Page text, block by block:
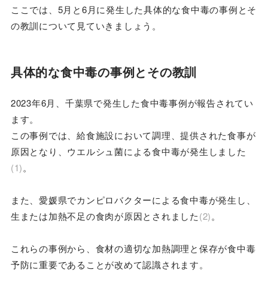
ここでは、5月と6月に発生した具体的な食中毒の事例とそ
の教訓について見ていきましょう。
具体的な食中毒の事例とその教訓
2023年6月、千葉県で発生した食中毒事例が報告されてい
ます。
この事例では、給食施設において調理、提供された食事が
原因となり、ウエルシュ菌による食中毒が発生しました
(1)。
また、愛媛県でカンピロバクターによる食中毒が発生し、
生または加熱不足の食肉が原因とされました(2)。
これらの事例から、食材の適切な加熱調理と保存が食中毒
予防に重要であることが改めて認識されます。